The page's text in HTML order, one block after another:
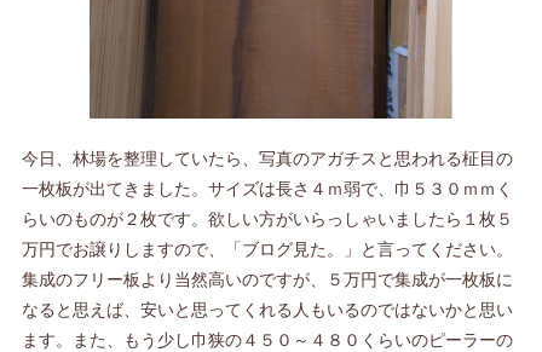
今日、林場を整理していたら、写真のアガチスと思われる柾目の
一枚板が出てきました。サイズは長さ４ｍ弱で、巾５３０ｍｍく
らいのものが２枚です。欲しい方がいらっしゃいましたら１枚５
万円でお譲りしますので、「ブログ見た。」と言ってください。
集成のフリー板より当然高いのですが、５万円で集成が一枚板に
なると思えば、安いと思ってくれる人もいるのではないかと思い
ます。また、もう少し巾狭の４５０～４８０くらいのピーラーの